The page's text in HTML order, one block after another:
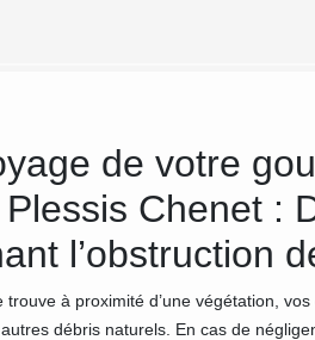
de votre
Chenet :
l’obstruction
trouve à proximité d’une végétation,
débris naturels. En cas de